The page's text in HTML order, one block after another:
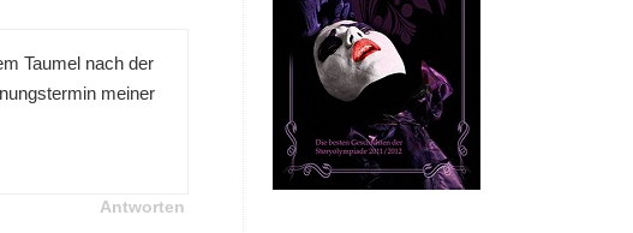
Taumel nach der
meiner
Antworten